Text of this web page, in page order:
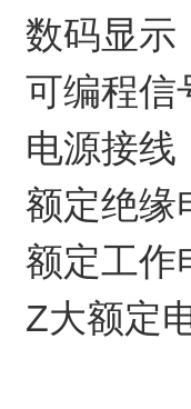
数码显示
可编程信
电源接
额定绝缘
额定工作
Z大额定